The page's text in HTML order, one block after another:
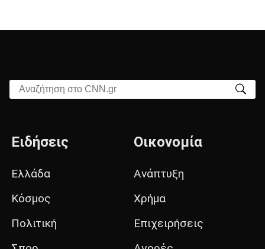
Αναζήτηση στο CNN.gr
Ειδήσεις
Ελλάδα
Κόσμος
Πολιτική
Οικονομία
Ανάπτυξη
Χρήμα
Επιχειρήσεις